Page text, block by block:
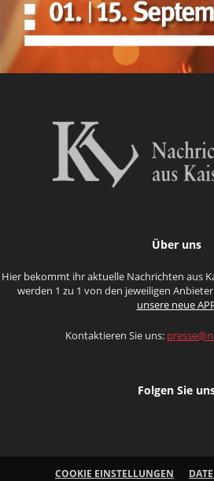
Über uns
Hier bekommt ihr aktuelle Nachrichten aus
werden 1 zu 1 von den jeweiligen
unsere neue
Kontaktieren Sie uns:
Folgen Sie
COOKIE EINSTELLUNGEN